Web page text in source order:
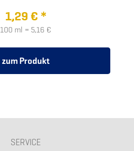
1,29 € *
100 ml = 5,16 €
zum Produkt
SERVICE